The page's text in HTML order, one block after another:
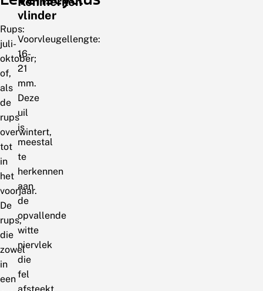
Rups:
juli-
oktober;
of,
als
de
rups
overwintert,
tot
in
het
voorjaar.
De
rups,
die
zowel
in
een
vlinder
Voorvleugellengte:
16-
21
mm.
Deze
uil
is
meestal
te
herkennen
aan
de
opvallende
witte
niervlek
die
fel